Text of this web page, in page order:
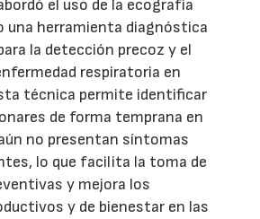
el uso de la ecografía
una herramienta diagnóstica
la detección precoz y el
respiratoria en
técnica permite identificar
de forma temprana en
no presentan síntomas
lo que facilita la toma de
y mejora los
y de bienestar en las